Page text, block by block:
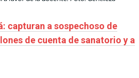
capturan a sospechoso de
de cuenta de sanatorio y a